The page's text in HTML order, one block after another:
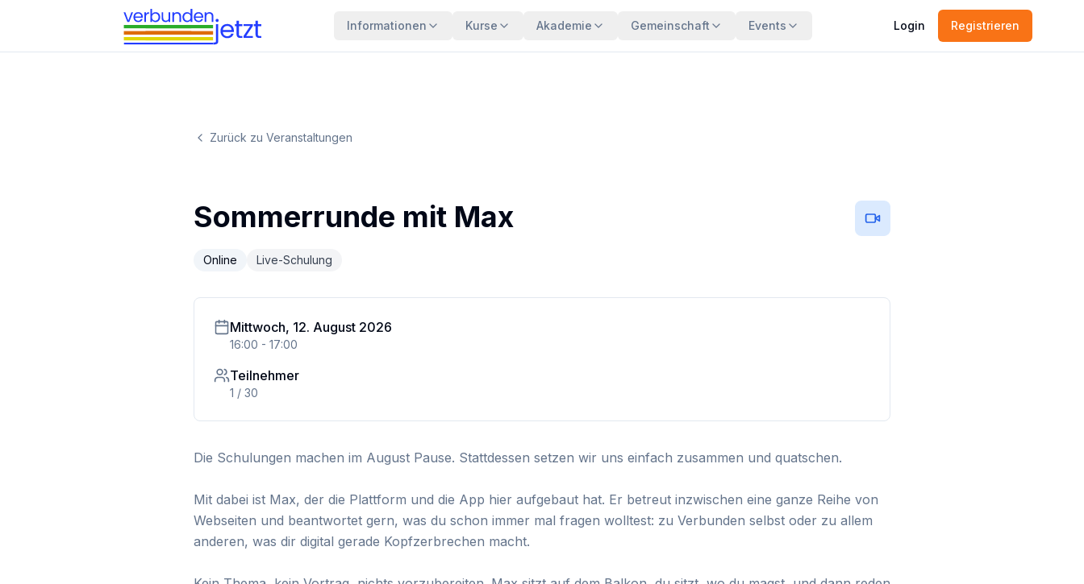
Informationen Kurse Akademie Gemeinschaft Events Login Registrieren
Zurück zu Veranstaltungen
Sommerrunde mit Max
Online Live-Schulung
Mittwoch, 12. August 2026
16:00 - 17:00
Teilnehmer
1 / 30
Die Schulungen machen im August Pause. Stattdessen setzen wir uns einfach zusammen und quatschen.
Mit dabei ist Max, der die Plattform und die App hier aufgebaut hat. Er betreut inzwischen eine ganze Reihe von
Webseiten und beantwortet gern, was du schon immer mal fragen wolltest: zu Verbunden selbst oder zu allem
anderen, was dir digital gerade Kopfzerbrechen macht.